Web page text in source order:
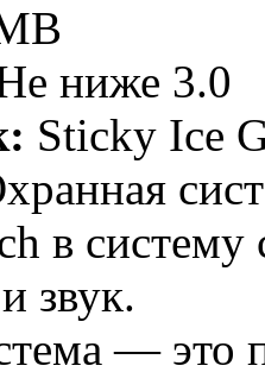
ниже 3.0
Sticky Ice
в
звук.
— это